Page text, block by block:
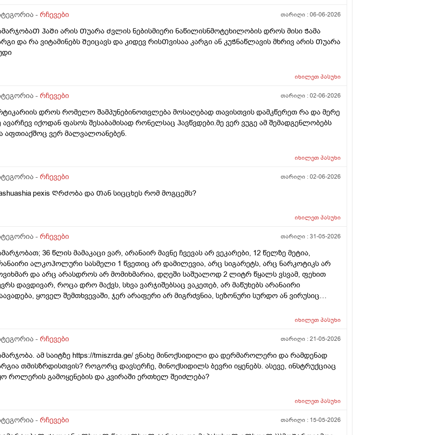
გლანდები ორგანიზმისთვის აუცილებელი და საჭირო ორგანო არის?
- რჩევები თარიღი :06-06-2026
ჰაᲨი არის Თუარა Ძვლის ნებისმიერი ნაწილისნმოტეხილობის დროს მისი Ჭამა
და რა ვიტამინებს Შეიცავს და კიდევ რისᲗვისაა კარგი ან კუᲭნაწლავის მხრივ არის Თუარა
იხილეთპასუხი
- რჩევები თარიღი :02-06-2026
დროს რომელო შამპუნებინოთვლება მოსაღებად თავისთვის დამკწერეთ რა და მერე
ავარჩევ იქოდან ფასოს შესაბამისად რონელსაც ჰავწვდები.მე ვერ ვუგე ამ შემადგენლობებს
აფთიაქშოც ვერ მალვალოანებენ.
იხილეთპასუხი
- რჩევები თარიღი :02-06-2026
pexis ᲦრᲫობა და Თან სიცცხეს რომ მოგცემს?
იხილეთპასუხი
- რჩევები თარიღი :31-05-2026
36 წლის მამაკაცი ვარ, არანაირ მავნე ჩვევას არ ვეკარები, 12 წელზე მეტია,
ალკოჰოლური სასმელი 1 წვეთიც არ დამილევია, არც სიგარეტს, არც ნარკოტიკს არ
და არც არასდროს არ მომიხმარია, დღეში საშუალოდ 2 ლიტრ წყალს ვსვამ, ფეხით
დავდივარ, როცა დრო მაქვს, სხვა ვარჯიშებსაც ვაკეთებ, არ მაწუხებს არანაირი
ყოველ შემთხვევაში, ჯერ არაფერი არ მიგრძვნია, სეზონური სურდო ან ვირუსიც
დამჭირდეს. სიმაღლით 193-194 სმ ვარ, წონით დაახლოებით 77 კგ, ჭარბი წონა
ბევრ ხილ-ბოსტნეულს, უფრო მეტად ბევრ ხილს ვჭამ, ერთ ჭამაზე ნებისმიერ ხილს
დან 2,5 კგ-მდე შევჭამო ხილი, ხილის ჭამის მერე თავს ყოველთვის კარგად ვგრძნობ, თუმცა
მანამდეც არ ვარ ხოლმე. მაინტერესებს, ამ რაოდენობის ხილის ჭამა სასარგებლოა თუ
ჩემი ორგანიზმისთვის? რაც ვიცი, ნებისმიერი ხილ-ბოსტნეული ძალიან სასარგებლოა, ჯერ
სტატიას, რომ ყავას სარგებელიც მოაქვს ორგანიზმისთვის, დღეში 3-4 ჭიქა ყავა
იყოს ადამიანის ორგანიზმისთვის, თან ყავა? თუ სასარგებლოა, რატომ იწვევს
იხილეთპასუხი
- რჩევები თარიღი :21-05-2026
ამ საიტზე https://tmiszrda.ge/ ვნახე მინოქსიდილი და დერმაროლერი და რამდენად
თმისზრდისთვის? როგორც დავსერჩე, მინოქსიდილს ბევრი იყენებს. ასევე, ინსტრუქციაც
როლერის გამოყენების და კვირაში ერთხელ შეიძლება?
იხილეთპასუხი
- რჩევები თარიღი : 15-05-2026